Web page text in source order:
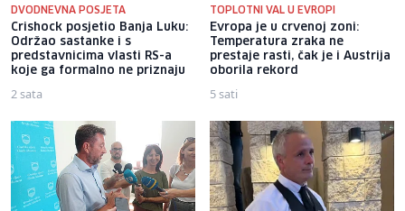
DVODNEVNA POSJETA
Crishock posjetio Banja Luku:
Održao sastanke i s
predstavnicima vlasti RS-a
koje ga formalno ne priznaju
2 sata
TOPLOTNI VAL U EVROPI
Evropa je u crvenoj zoni:
Temperatura zraka ne
prestaje rasti, čak je i Austrija
oborila rekord
5 sati